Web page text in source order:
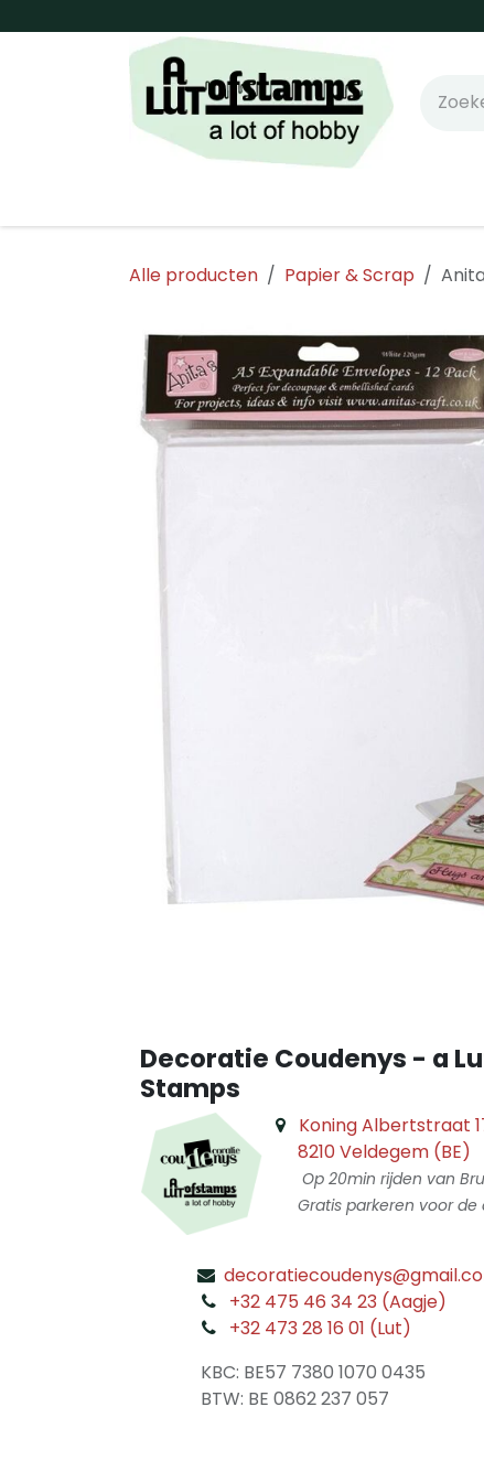
Alle producten Papier & Scrap
Decoratie Coudenys - a
Stamps
Koning Albertstraat
8210 Veldegem (BE)
Op 20min rijden van
Gratis parkeren voor de
+32 475 46 34 23 (Aagje)
+32 473 28 16 01 (Lut)
KBC: BE57 7380 1070 0435
​ BTW: BE 0862 237 057